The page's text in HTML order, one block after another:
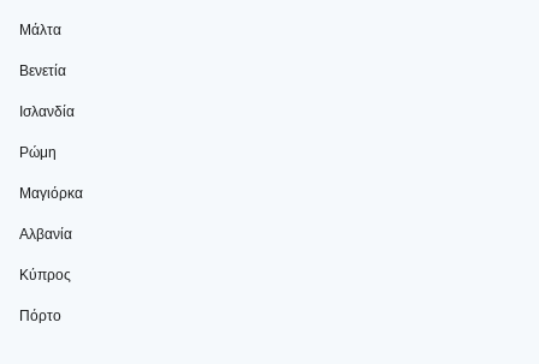
Μάλτα
Βενετία
Ισλανδία
Ρώμη
Μαγιόρκα
Αλβανία
Κύπρος
Πόρτο